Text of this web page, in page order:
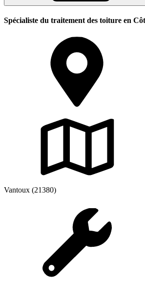
Spécialiste du traitement des toiture en
Vantoux (21380)